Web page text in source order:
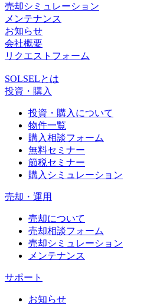
売却シミュレーション
メンテナンス
お知らせ
会社概要
リクエストフォーム
SOLSELとは
投資・購入
投資・購入について
物件一覧
購入相談フォーム
無料セミナー
節税セミナー
購入シミュレーション
売却・運用
売却について
売却相談フォーム
売却シミュレーション
メンテナンス
サポート
お知らせ